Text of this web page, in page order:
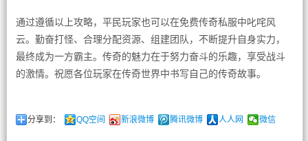
通过遵循以上攻略，平民玩家也可以在免费传奇私服中叱咤风
云。勤奋打怪、合理分配资源、组建团队，不断提升自身实力，
最终成为一方霸主。传奇的魅力在于努力奋斗的乐趣，享受战斗
的激情。祝愿各位玩家在传奇世界中书写自己的传奇故事。
分享到： QQ空间 新浪微博 腾讯微博 人人网 微信